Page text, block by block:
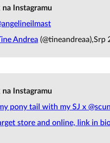
Instagramu
Andrea (@tineandreaa),Srp
Instagramu
pony tail with my SJ x
store and online, link in